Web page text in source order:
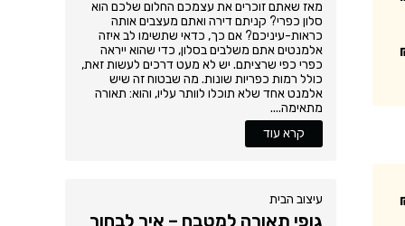
מאז שאתם זוכרים את עצמכם החלום שלכם הוא
סלון כפרי? קניתם דירה ואתם מעצבים אותה
כראות-עיניכם? אם כך, כדאי שתשימו לב איזה
אלמנטים אתם משלבים בסלון, כדי שהוא ייראה
כפרי כפי שרציתם. יש לא מעט דרכים לעשות זאת,
כולל רמות כפריות שונות. מה שבטוח זה שיש
אלמנט אחד שלא תוכלו לוותר עליו, והוא: תאורה
מתאימה....
קרא עוד
עיצוב הבית
גופי תאורה למטבח – איך לבחור